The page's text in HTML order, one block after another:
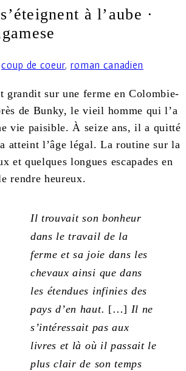
à l’aube ·
coup de coeur, roman canadien
grandit sur une ferme en Colombie-
de Bunky, le vieil homme qui l’a
vie paisible. À seize ans, il a quitté
atteint l’âge légal. La routine sur la
et quelques longues escapades en
rendre heureux.
Il trouvait son bonheur
dans le travail de la
ferme et sa joie dans les
chevaux ainsi que dans
les étendues infinies des
pays d’en haut. […] Il ne
s’intéressait pas aux
livres et là où il passait le
plus clair de son temps